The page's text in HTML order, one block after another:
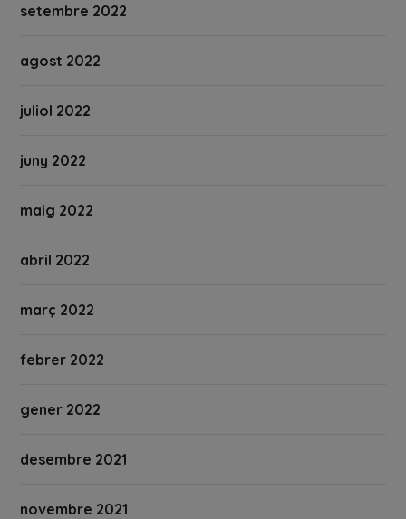
setembre 2022
agost 2022
juliol 2022
juny 2022
maig 2022
abril 2022
març 2022
febrer 2022
gener 2022
desembre 2021
novembre 2021